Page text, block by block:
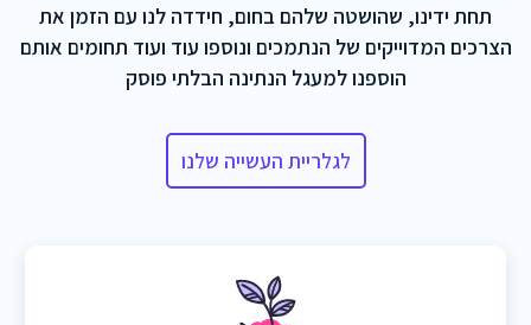
תחת ידינו, שהושטה שלהם בחום, חידדה לנו עם הזמן את
הצרכים המדוייקים של הנתמכים ונוספו עוד ועוד תחומים אותם
הוספנו למעגל הנתינה הבלתי פוסק
לגלריית העשייה שלנו